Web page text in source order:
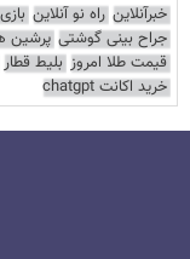
خبرآنلاین راه نو آنلاین
جراح بینی گوشتی پرشین
قیمت طلا امروز بلیط قطار
خرید اکانت chatgpt